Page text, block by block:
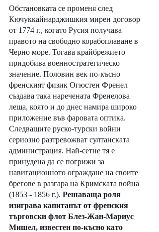
Обстановката се променя след
Кючуккайнарджишкия мирен договор
от 1774 г., когато Русия получава
правото на свободно корабоплаване в
Черно море. Тогава крайбрежието
придобива военностратегическо
значение. Половин век по-късно
френският физик Огюстен Френел
създава така наречената Френелова
леща, която и до днес намира широко
приложение във фаровата оптика.
Следващите руско-турски войни
сериозно разтревожват султанската
администрация. Най-сетне тя е
принудена да се погрижи за
навигационното ограждане на своите
брегове в разгара на Кримската война
(1853 - 1856 г.). Решаваща роля
изиграва капитанът от френския
търговски флот Блез-Жан-Мариус
Мишел, известен по-късно като